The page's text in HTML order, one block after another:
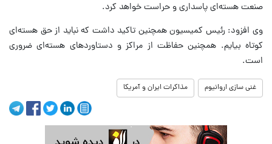
صنعت هسته‌ای پاسداری و حراست خواهد کرد.
وی افزود: رئیس کمیسیون همچنین تاکید داشت که نباید از حق هسته‌ای
کوتاه بیایم. همچنین حفاظت از مراکز و دستاوردهای هسته‌ای ضروری
است.
غنی سازی اروانیوم مذاکرات ایران و آمریکا